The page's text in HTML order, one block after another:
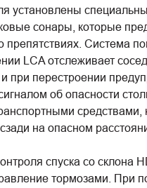
установлены
сонары, которые
препятствиях. Система
LCA отслеживает
при перестроении
об опасности
средствами,
на опасном
спуска со склона
тормозами. При